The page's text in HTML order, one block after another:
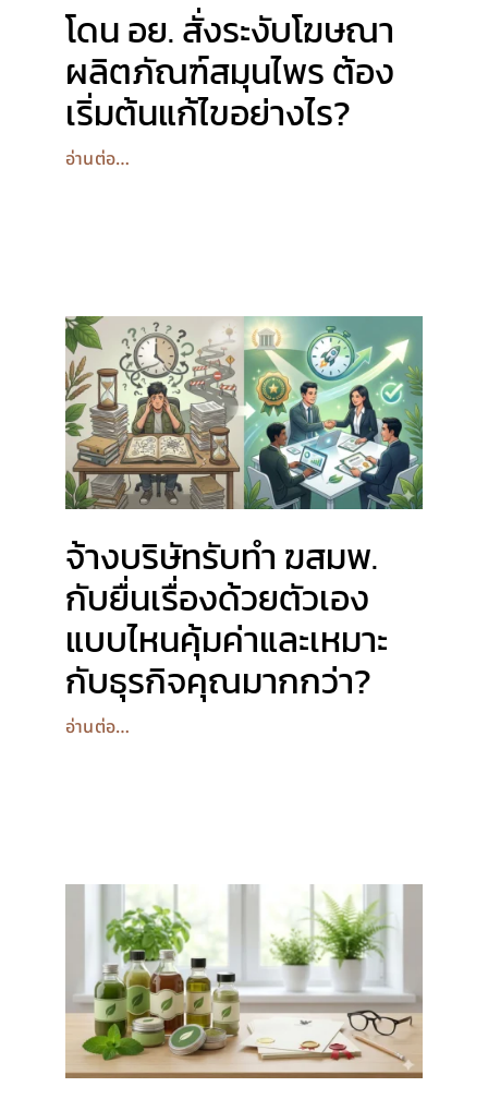
โดน อย. สั่งระงับโฆษณา
ผลิตภัณฑ์สมุนไพร ต้อง
เริ่มต้นแก้ไขอย่างไร?
อ่านต่อ…
จ้างบริษัทรับทำ ฆสมพ.
กับยื่นเรื่องด้วยตัวเอง
แบบไหนคุ้มค่าและเหมาะ
กับธุรกิจคุณมากกว่า?
อ่านต่อ…